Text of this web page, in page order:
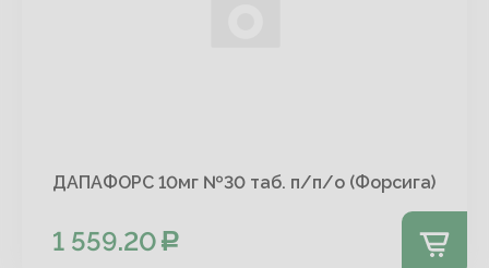
ДАПАФОРС 10мг №30 таб. п/п/о (Форсига)
1 559.20